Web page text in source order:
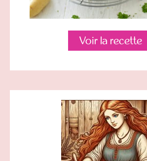
Voir la recette